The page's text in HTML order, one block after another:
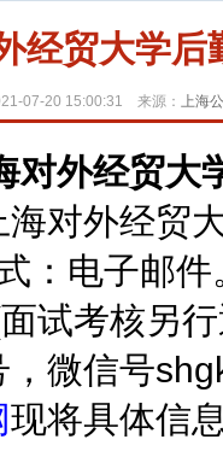
经贸大学
07-20 15:00:31 来源： 上海
经贸大学
海对外经贸
：电子邮
试考核另
，微信号
现将具体信